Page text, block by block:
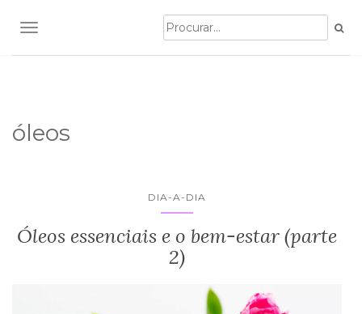
TOGGLE NAVIGATION
óleos
DIA-A-DIA
Óleos essenciais e o bem-estar (parte
2)